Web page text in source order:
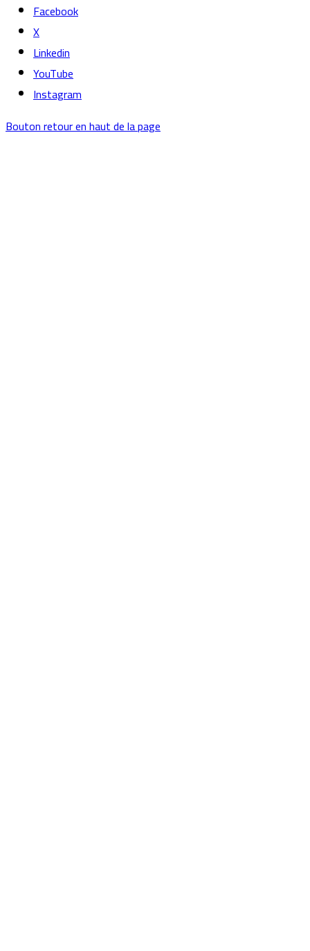
Facebook
X
Linkedin
YouTube
Instagram
Bouton retour en haut de la page